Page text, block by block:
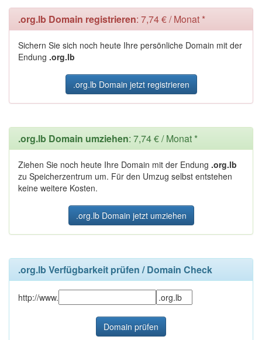
.org.lb Domain registrieren: 7,74 € / Monat *
Sichern Sie sich noch heute Ihre persönliche Domain mit der
Endung .org.lb
.org.lb Domain jetzt registrieren
.org.lb Domain umziehen: 7,74 € / Monat *
Ziehen Sie noch heute Ihre Domain mit der Endung .org.lb
zu Speicherzentrum um. Für den Umzug selbst entstehen
keine weitere Kosten.
.org.lb Domain jetzt umziehen
.org.lb Verfügbarkeit prüfen / Domain Check
http://www.